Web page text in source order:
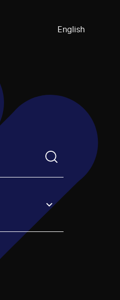
English
saisir un terme de